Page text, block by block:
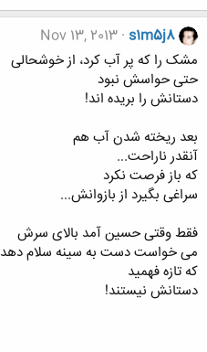
s1m5j8
Nov 13, 2013
مشک را که پر آب کرد، از خوشحالی
حتی حواسش نبود
دستانش را بریده اند!
بعد ریخته شدن آب هم
آنقدر ناراحت...
که باز فرصت نکرد
سراغی بگیرد از بازوانش...
فقط وقتی حسین آمد بالای سرش
می خواست دست به سینه سلام دهد
که تازه فهمید
دستانش نیستند!